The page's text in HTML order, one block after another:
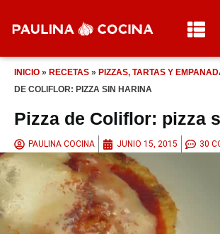
INICIO » RECETAS » PIZZAS, TARTAS Y
DE COLIFLOR: PIZZA SIN HARINA
Pizza de Coliflor: pizza
PAULINA COCINA JUNIO 15, 2015 30